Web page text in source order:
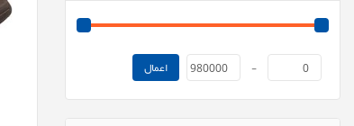
0
-
980000 اعمال